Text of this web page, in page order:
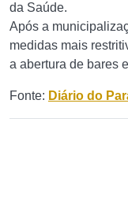
da Saúde.
Após a
medidas mais
a abertura de bares
Fonte: Diário do